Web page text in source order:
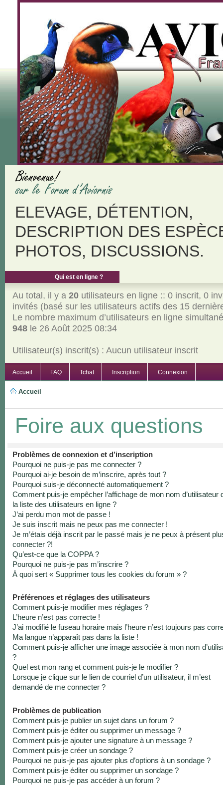
ELEVAGE, DÉTENTION,
DESCRIPTION DES
PHOTOS, DISCUSSIONS.
Qui est en ligne ?
Au total, il y a 20utilisateurs en ligne :: 0 inscrit, 0
invités (basé sur les utilisateurs actifs des 15
Le nombre maximum d’utilisateurs en ligne
948le 26 Août 2025 08:34
Utilisateur(s) inscrit(s) : Aucun utilisateur inscrit
Accueil FAQ Tchat Inscription Connexion
Accueil
Foire aux questions
Problèmes de connexion et d’inscription
Pourquoi ne puis-je pas me connecter ?
Pourquoi ai-je besoin de m’inscrire, après tout ?
Pourquoi suis-je déconnecté automatiquement ?
Comment puis-je empêcher l’affichage de mon nom d’utilisateur
la liste des utilisateurs en ligne ?
J’ai perdu mon mot de passe !
Je suis inscrit mais ne peux pas me connecter !
Je m’étais déjà inscrit par le passé mais je ne peux à présent
connecter ?!
Qu’est-ce que la COPPA ?
Pourquoi ne puis-je pas m’inscrire ?
À quoi sert « Supprimer tous les cookies du forum » ?
Préférences et réglages des utilisateurs
Comment puis-je modifier mes réglages ?
L’heure n’est pas correcte !
J’ai modifié le fuseau horaire mais l’heure n’est toujours pas
Ma langue n’apparaît pas dans la liste !
Comment puis-je afficher une image associée à mon nom
?
Quel est mon rang et comment puis-je le modifier ?
Lorsque je clique sur le lien de courriel d’un utilisateur, il m’est
demandé de me connecter ?
Problèmes de publication
Comment puis-je publier un sujet dans un forum ?
Comment puis-je éditer ou supprimer un message ?
Comment puis-je ajouter une signature à un message ?
Comment puis-je créer un sondage ?
Pourquoi ne puis-je pas ajouter plus d’options à un sondage ?
Comment puis-je éditer ou supprimer un sondage ?
Pourquoi ne puis-je pas accéder à un forum ?